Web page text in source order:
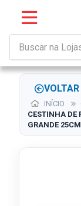
VOLTAR
INÍCIO
CESTINHA DE
GRANDE